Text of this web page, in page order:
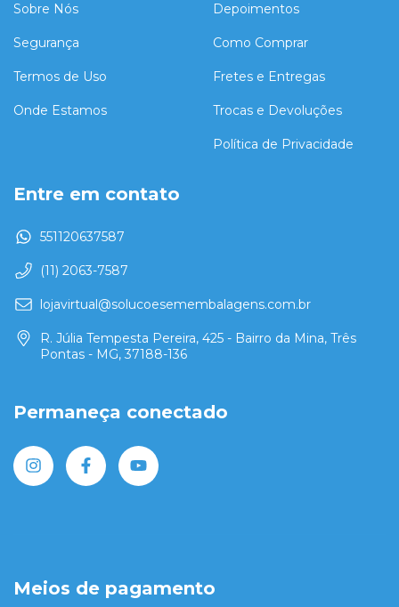
Sobre Nós
Segurança
Termos de Uso
Onde Estamos
Depoimentos
Como Comprar
Fretes e Entregas
Trocas e Devoluções
Política de Privacidade
Entre em contato
551120637587
(11) 2063-7587
lojavirtual@solucoesemembalagens.com.br
R. Júlia Tempesta Pereira, 425 - Bairro da Mina, Três
Pontas - MG, 37188-136
Permaneça conectado
Meios de pagamento